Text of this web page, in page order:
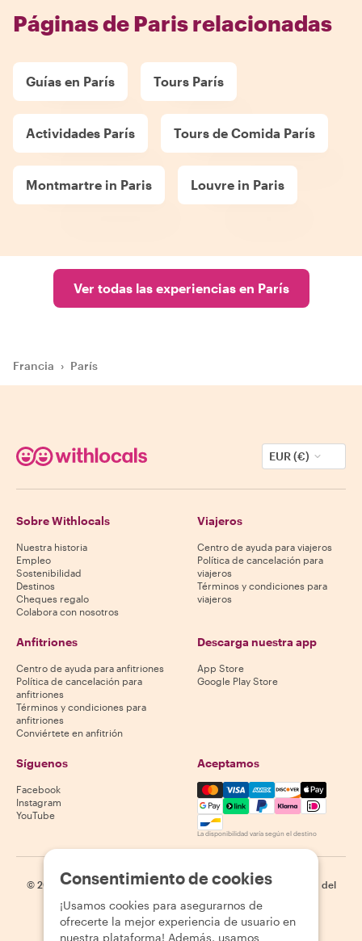
Páginas de Paris relacionadas
Guías en París Tours París
Actividades París Tours de Comida París
Montmartre in Paris Louvre in Paris
Ver todas las experiencias en París
Francia › París
EUR (€)
Sobre Withlocals
Nuestra historia
Empleo
Sostenibilidad
Destinos
Cheques regalo
Colabora con nosotros
Viajeros
Centro de ayuda para viajeros
Política de cancelación para
viajeros
Términos y condiciones para
viajeros
Anfitriones
Centro de ayuda para anfitriones
Política de cancelación para
anfitriones
Términos y condiciones para
anfitriones
Conviértete en anfitrión
Descarga nuestra app
App Store
Google Play Store
Síguenos
Facebook
Instagram
YouTube
Aceptamos
Mastercard, Visa, Amex,
La disponibilidad varía según el destino
© 2026 Withlocals.com | Política de privacidad | Cookies
Mapa del
Consentimiento de cookies
¡Usamos cookies para asegurarnos de
ofrecerte la mejor experiencia de usuario en
nuestra plataforma! Además, usamos